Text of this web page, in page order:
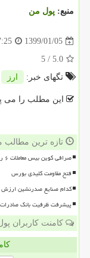
منبع: پول من
1399/01/05
5.0
/ 5
تگهای خبر:
ارز
این مطلب را می
تازه ترین مطالب
صرافی کوین بیس معاملات ۶ رمزارز را متوقف ساخت
فتح مقاومت کلیدی بورس
کدام صنایع صدرنشین ارزش بازار
پیشرفت ظرفیت بانک صادرات
کامنت کاربران